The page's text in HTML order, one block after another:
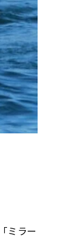
ミラー